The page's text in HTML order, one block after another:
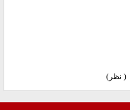
( نظر)